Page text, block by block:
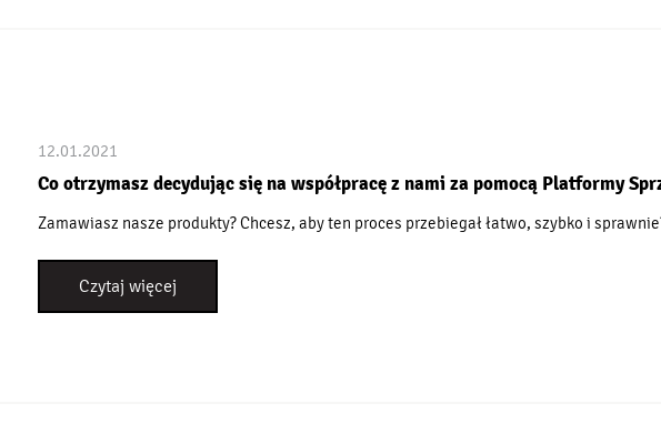
12.01.2021
Co otrzymasz decydując się na współpracę z nami za pomocą Platformy
Zamawiasz nasze produkty? Chcesz, aby ten proces przebiegał łatwo, szybko i
Czytaj więcej